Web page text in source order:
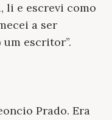
li e escrevi como
a ser
um escritor”.
Prado. Era